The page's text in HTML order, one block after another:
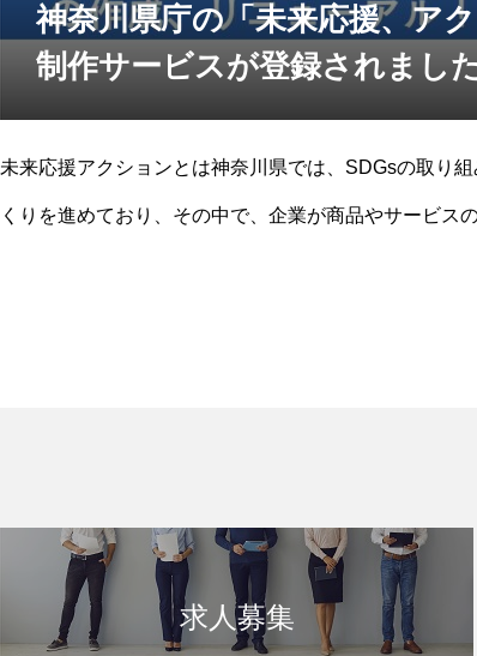
神奈川県庁の「未来応援、ア
制作サービスが登録されました
未来応援アクションとは神奈川県では、SDGsの取り
くりを進めており、その中で、企業が商品やサービス
求人募集